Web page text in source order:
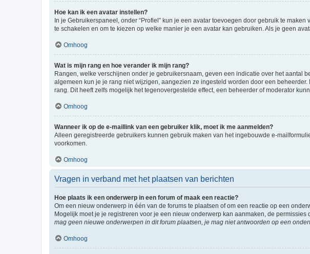
Hoe kan ik een avatar instellen?
In je Gebruikerspaneel, onder “Profiel” kun je een avatar toevoegen door gebruik te
te schakelen en om te kiezen op welke manier je een avatar kan gebruiken. Als je geen
Omhoog
Wat is mijn rang en hoe verander ik mijn rang?
Rangen, welke verschijnen onder je gebruikersnaam, geven een indicatie over het aantal
algemeen kun je je rang niet wijzigen, aangezien ze ingesteld worden door een
rang. Dit heeft zelfs mogelijk het tegenovergestelde effect, een beheerder of moderator
Omhoog
Wanneer ik op de e-maillink van een gebruiker klik, moet ik me aanmelden?
Alleen geregistreerde gebruikers kunnen gebruik maken van het ingebouwde e-
voorkomen.
Omhoog
Vragen in verband met het plaatsen van berichten
Hoe plaats ik een onderwerp in een forum of maak een reactie?
Om een nieuw onderwerp in één van de forums te plaatsen of om een reactie op een
Mogelijk moet je je registreren voor je een nieuw onderwerp kan aanmaken, de
mag geen nieuwe onderwerpen in dit forum plaatsen, je mag niet antwoorden op een
Omhoog